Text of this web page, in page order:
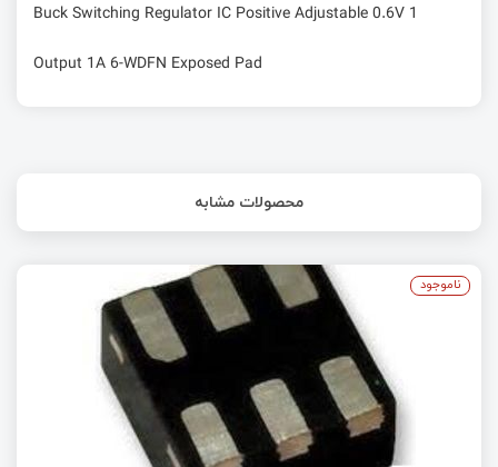
Buck Switching Regulator IC Positive Adjustable 0.6V 1
Output 1A 6-WDFN Exposed Pad
محصولات مشابه
ناموجود